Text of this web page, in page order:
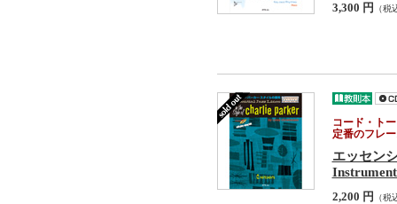
3,300 円 （税
コード・ト
定番のフレ
エッセン
2,200 円 （税